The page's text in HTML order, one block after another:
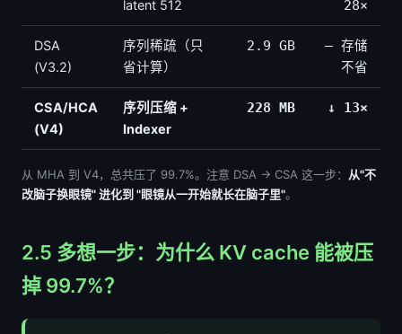
latent 512 28×
DSA
(V3.2)
序列稀疏（只
省计算）
2.9 GB
— 存储
不省
CSA/HCA
(V4)
序列压缩 +
Indexer
228 MB ↓ 13×
从 MHA 到 V4，总共压了 99.7%。注意 DSA → CSA 这一步： 从"不
改脑子换眼镜" 进化到 "眼镜从一开始就长在脑子里"。
2.5 多想一步：为什么 KV cache 能被压
掉 99.7%？